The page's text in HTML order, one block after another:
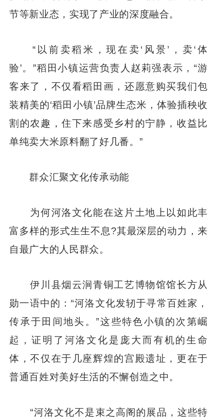
节等新业态，实现了产业的深度融合。
“以前卖稻米，现在卖‘风景’，卖‘体
验’。”稻田小镇运营负责人赵莉强表示，“游
客来了，不仅看稻田画，还愿意购买我们包
装精美的‘稻田小镇’品牌生态米，体验插秧收
割的农趣，住下来感受乡村的宁静，收益比
单纯卖大米原料翻了好几番。”
群众汇聚文化传承动能
为何河洛文化能在这片土地上以如此丰
富多样的形式生生不息?其最深层的动力，来
自最广大的人民群众。
伊川县烟云涧青铜工艺博物馆馆长方从
勋一语中的：“河洛文化发轫于寻常百姓家，
传承于田间地头。”这些特色小镇的次第崛
起，证明了河洛文化是庞大而有机的生命
体，不仅在于几座辉煌的宫殿遗址，更在于
普通百姓对美好生活的不懈创造之中。
“河洛文化不是束之高阁的展品，这些特